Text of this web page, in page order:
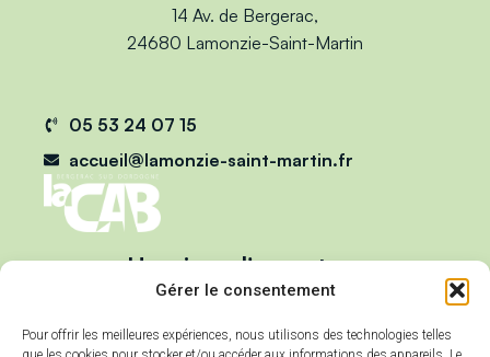
Gérer le consentement
Pour offrir les meilleures expériences, nous utilisons des technologies telles
14 Av. de Bergerac,
24680 Lamonzie-Saint-Martin
05 53 24 07 15
accueil@lamonzie-saint-martin.fr
Horaires d'ouverture
Du lundi au vendredi :
et de 13h00 à 17h00